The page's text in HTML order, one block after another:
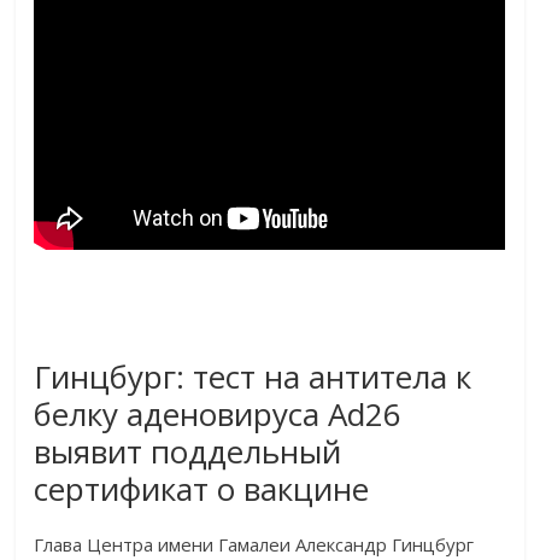
Гинцбург: тест на антитела к
белку аденовируса Ad26
выявит поддельный
сертификат о вакцине
Глава Центра имени Гамалеи Александр Гинцбург